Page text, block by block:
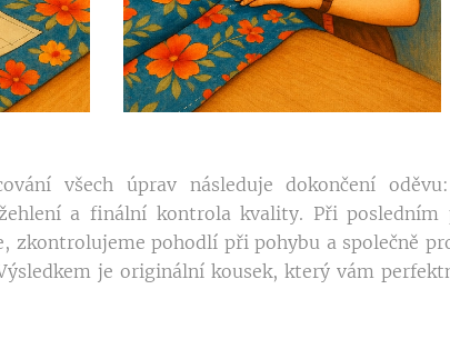
všech úprav následuje dokončení
a finální kontrola kvality. Při posledním
zkontrolujeme pohodlí při pohybu a společně
je originální kousek, který vám